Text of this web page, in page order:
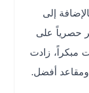
إلى
على
زادت
أفضل.